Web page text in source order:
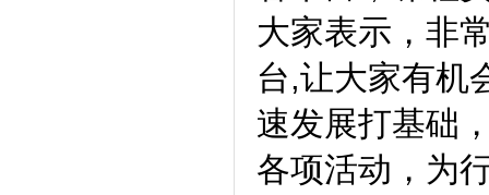
大家表示，非
台,让大家有机
速发展打基础
各项活动，为